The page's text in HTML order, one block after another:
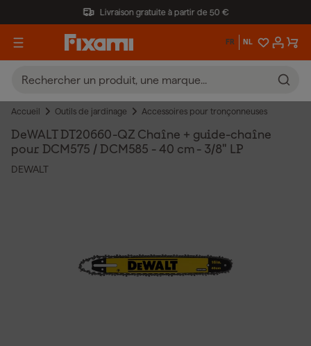
Livraison gratuite à partir de 50 €
FR NL
Accueil Outils de jardinage Accessoires pour tronçonneuses
DeWALT DT20660-QZ Chaîne + guide-chaîne
pour DCM575 / DCM585 - 40 cm - 3/8" LP
DEWALT